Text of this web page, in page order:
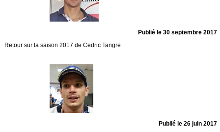
Publié le 30 septembre 2017
Retour sur la saison 2017 de Cedric Tangre
Publié le 26 juin 2017